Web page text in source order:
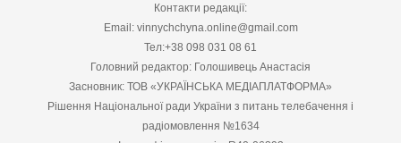
Контакти редакції:
Email: vinnychchyna.online@gmail.com
Тел:+38 098 031 08 61
Головний редактор: Голошивець Анастасія
Засновник: ТОВ «УКРАЇНСЬКА МЕДІАПЛАТФОРМА»
Рішення Національної ради України з питань телебачення і
радіомовлення №1634